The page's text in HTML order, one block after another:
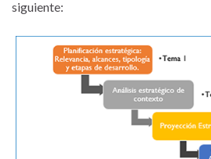
siguiente: